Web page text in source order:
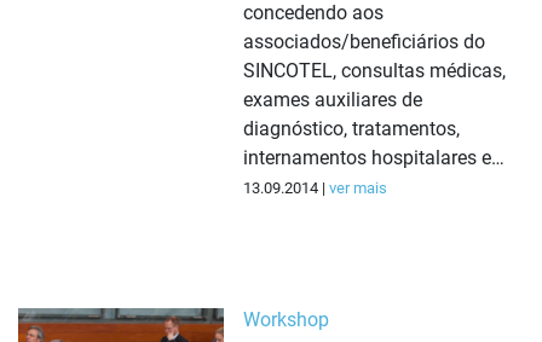
concedendo aos
associados/beneficiários do
SINCOTEL, consultas médicas,
exames auxiliares de
diagnóstico, tratamentos,
internamentos hospitalares e…
13.09.2014 | ver mais
Workshop